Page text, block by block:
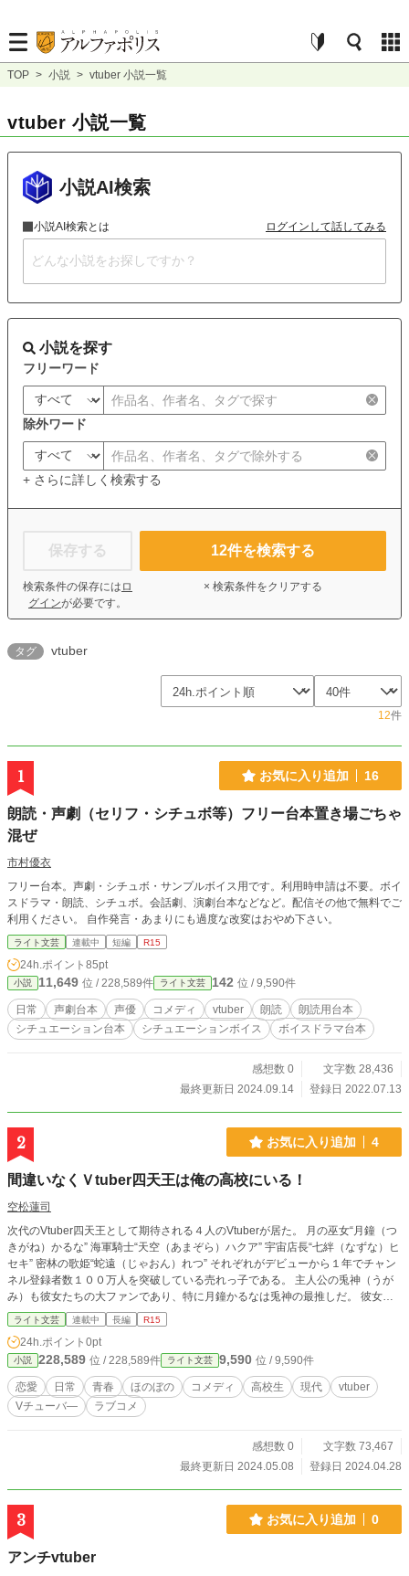
TOP > 小説 > vtuber 小説一覧
vtuber 小説一覧
小説AI検索
小説AI検索とは ログインして話してみる
小説を探す
フリーワード
除外ワード
+ さらに詳しく検索する
保存する
検索条件の保存には ロ
グインが必要です。
12件を検索する
× 検索条件をクリアする
タグ vtuber
12件
1 お気に入り追加 16
朗読・声劇（セリフ・シチュボ等）フリー台本置き場ごちゃ
混ぜ
市村優衣
フリー台本。声劇・シチュボ・サンプルボイス用です。利用時申請は不要。ボイ
スドラマ・朗読、シチュボ。会話劇、演劇台本などなど。配信その他で無料でご
利用ください。 自作発言・あまりにも過度な改変はおやめ下さい。
ライト文芸 連載中 短編 R15
24h.ポイント 85pt
小説 11,649 位 / 228,589件 ライト文芸 142 位 / 9,590件
日常 声劇台本 声優 コメディ vtuber 朗読
朗読用台本
シチュエーション台本
シチュエーションボイス ボイスドラマ台本
感想数 0
文字数 28,436
最終更新日 2024.09.14
登録日 2022.07.13
2 お気に入り追加 4
間違いなくＶtuber四天王は俺の高校にいる！
空松蓮司
次代のVtuber四天王として期待される４人のVtuberが居た。 月の巫女“月鐘（つ
きがね）かるな” 海軍騎士“天空（あまぞら）ハクア” 宇宙店長“七絆（なずな）ヒ
セキ” 密林の歌姫“蛇遠（じゃおん）れつ” それぞれがデビューから１年でチャン
ネル登録者数１００万人を突破している売れっ子である。 主人公の兎神（うが
み）も彼女たちの大ファンであり、特に月鐘かるなは兎神の最推しだ。 彼女た
ちにはある噂があった。 それは『全員が同じ高校に在籍しているのでは？』と
いう噂だ。 根も葉もない噂だと兎神は笑い飛ばすが、徐々にその噂が真実であ
ると知ることになる。
ライト文芸 連載中 長編 R15
24h.ポイント 0pt
小説 228,589 位 / 228,589件 ライト文芸 9,590 位 / 9,590件
恋愛 日常 青春 ほのぼの コメディ 高校生 現代
vtuber
Vチューバ―
ラブコメ
感想数 0
文字数 73,467
最終更新日 2024.05.08
登録日 2024.04.28
3 お気に入り追加 0
アンチvtuber